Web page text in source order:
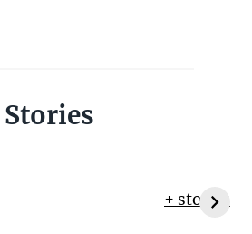
Stories
+ stories